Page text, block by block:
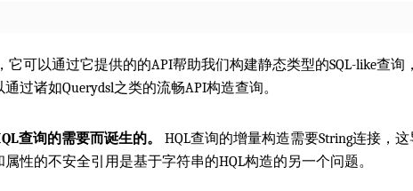
它可以通过它提供的的API帮助我们构建静态类型的SQL-like查询
过诸如Querydsl之类的流畅API构造查询。
查询的需要而诞生的。
HQL查询的增量构造需要String连接，
性的不安全引用是基于字符串的HQL构造的另一个问题。